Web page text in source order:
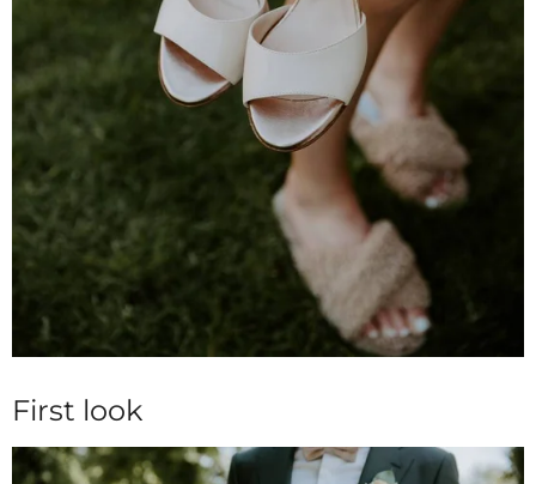
First look